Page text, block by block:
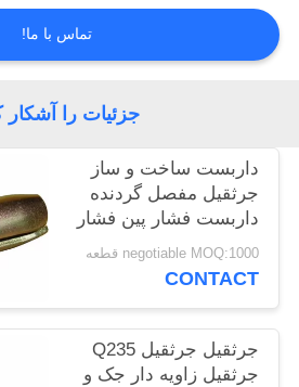
نقل
قول
سایت
PRIVACY
POLICY
تماس با ما!
جزئیات را آشکار
داربست ساخت و ساز
جرثقیل مفصل گردنده
داربست فشار پین فشار
negotiable MOQ:1000 قطعه
CONTACT
جرثقیل جرثقیل Q235
جرثقیل زاویه دار جک و